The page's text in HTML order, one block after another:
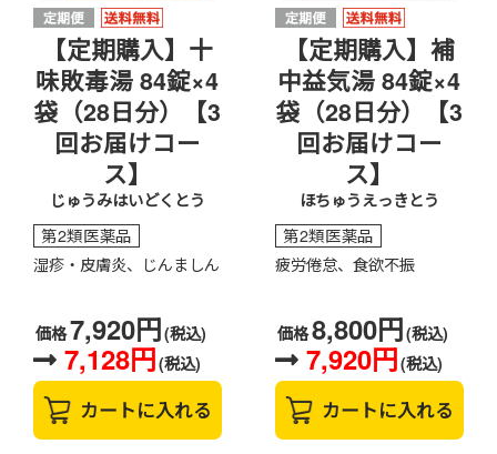
【定期購入】十
味敗毒湯 84錠×4
袋（28日分）【3
回お届けコー
ス】
じゅうみはいどくとう
第2類医薬品
湿疹・皮膚炎、じんましん
価格7,920円(税込)
7,128円(税込)
カートに入れる
【定期購入】補
中益気湯 84錠×4
袋（28日分）【3
回お届けコー
ス】
ほちゅうえっきとう
第2類医薬品
疲労倦怠、食欲不振
価格8,800円(税込)
7,920円(税込)
カートに入れる